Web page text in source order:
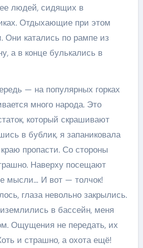
людей, сидящих в
Отдыхающие при этом
Они катались по рампе из
а в конце булькались в
— на популярных горках
много народа. Это
который скрашивают
в бублик, я запаниковала
пропасти. Со стороны
Наверху посещают
мысли… И вот — толчок!
глаза невольно закрылись.
в бассейн, меня
Ощущения не передать, их
и страшно, а охота ещё!